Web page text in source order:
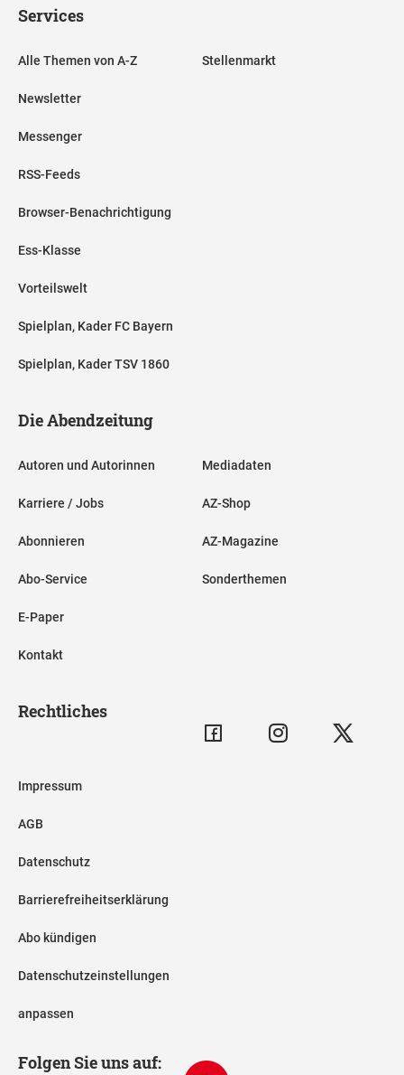
Services
Alle Themen von A-Z
Newsletter
Messenger
RSS-Feeds
Browser-Benachrichtigung
Ess-Klasse
Vorteilswelt
Spielplan, Kader FC Bayern
Spielplan, Kader TSV 1860
Stellenmarkt
Die Abendzeitung
Autoren und Autorinnen
Karriere / Jobs
Abonnieren
Abo-Service
E-Paper
Kontakt
Mediadaten
AZ-Shop
AZ-Magazine
Sonderthemen
Rechtliches
Impressum
AGB
Datenschutz
Barrierefreiheitserklärung
Abo kündigen
Datenschutzeinstellungen
anpassen
Folgen Sie uns auf: